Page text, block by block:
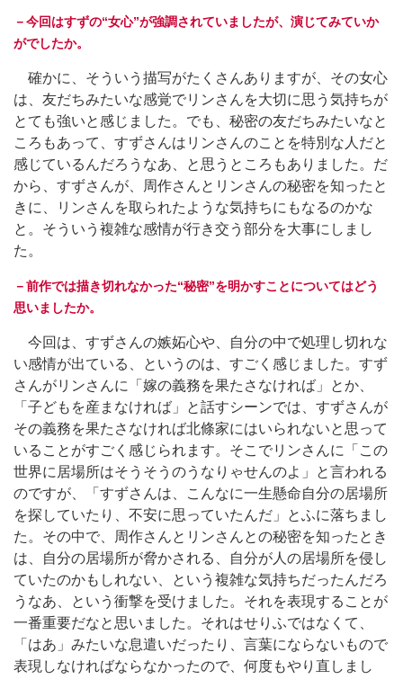
－今回はすずの“女心”が強調されていましたが、演じてみていか
がでしたか。
確かに、そういう描写がたくさんありますが、その女心
は、友だちみたいな感覚でリンさんを大切に思う気持ちが
とても強いと感じました。でも、秘密の友だちみたいなと
ころもあって、すずさんはリンさんのことを特別な人だと
感じているんだろうなあ、と思うところもありました。だ
から、すずさんが、周作さんとリンさんの秘密を知ったと
きに、リンさんを取られたような気持ちにもなるのかな
と。そういう複雑な感情が行き交う部分を大事にしまし
た。
－前作では描き切れなかった“秘密”を明かすことについてはどう
思いましたか。
今回は、すずさんの嫉妬心や、自分の中で処理し切れな
い感情が出ている、というのは、すごく感じました。すず
さんがリンさんに「嫁の義務を果たさなければ」とか、
「子どもを産まなければ」と話すシーンでは、すずさんが
その義務を果たさなければ北條家にはいられないと思って
いることがすごく感じられます。そこでリンさんに「この
世界に居場所はそうそうのうなりゃせんのよ」と言われる
のですが、「すずさんは、こんなに一生懸命自分の居場所
を探していたり、不安に思っていたんだ」とふに落ちまし
た。その中で、周作さんとリンさんとの秘密を知ったとき
は、自分の居場所が脅かされる、自分が人の居場所を侵し
ていたのかもしれない、という複雑な気持ちだったんだろ
うなあ、という衝撃を受けました。それを表現することが
一番重要だなと思いました。それはせりふではなくて、
「はあ」みたいな息遣いだったり、言葉にならないもので
表現しなければならなかったので、何度もやり直しまし